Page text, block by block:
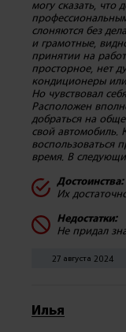
могу сказать, что
слоняются без
и грамотные,
принятии на
просторное, нет
кондиционеры
Но чувствовал
Расположен
добраться на
свой автомобиль.
воспользоваться
время. В
Достоинства:
Их
Недостатки:
Не придал
27 августа 2024
Илья